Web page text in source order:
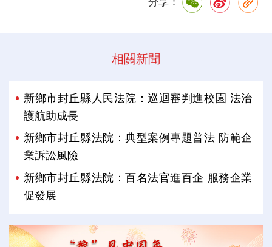
相關新聞
新鄉市封丘縣人民法院：巡迴審判進校園 法治
護航助成長
新鄉市封丘縣法院：典型案例專題普法 防範企
業訴訟風險
新鄉市封丘縣法院：百名法官進百企 服務企業
促發展